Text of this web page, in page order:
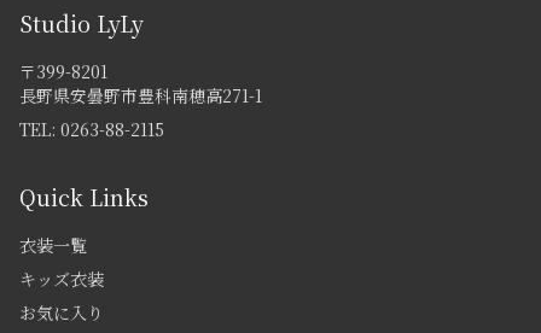
ェ
ィ
ン
グ
マ
タ
ニ
テ
ィ
Studio LyLy
〒399-8201
長野県安曇野市豊科南穂高271-1
TEL: 0263-88-2115
Quick Links
衣装一覧
キッズ衣装
お気に入り